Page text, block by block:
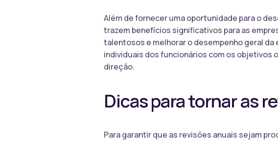
Além de fornecer uma oportunidade para o
trazem benefícios significativos para as
talentosos e melhorar o desempenho geral da
individuais dos funcionários com os objetivos
direção.
Dicas para tornar as
Para garantir que as revisões anuais sejam